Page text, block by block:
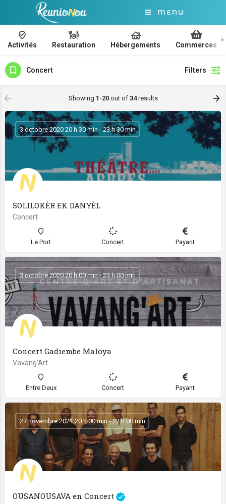
MENU
Activités Restauration Hébergements Commerces
Concert Filters
Showing 1-20out of 34results
SOLILOKÈR EK DANYÈL
Concert
3 octobre 2020 20 h 30 min - 23 h 30 min
Le Port Concert Payant
Concert Gadiembe Maloya
Vavang'Art
3 octobre 2020 20 h 00 min - 23 h 00 min
Entre Deux Concert Payant
OUSANOUSAVA en Concert
27 novembre 2021 20 h 00 min - 22 h 00 min